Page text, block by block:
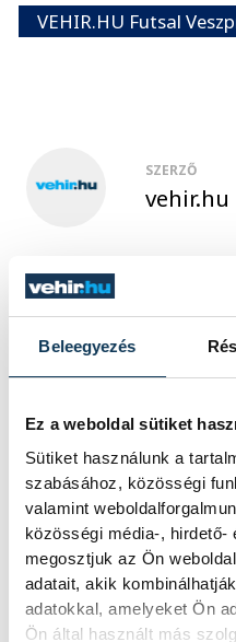
Beleegyezés
Ez a weboldal sütiket
Sütiket használunk a
szabásához, közösségi
valamint
közösségi média-, hirdető-
megosztjuk az Ön
adatait, akik
adatokkal, amelyeket Ön
Ön által használt más
VEHIR.HU Futsal
SZERZŐ
vehir.hu
KORÁBBI
SOROZAT
HAZAI
VENDÉG
IDŐPONT